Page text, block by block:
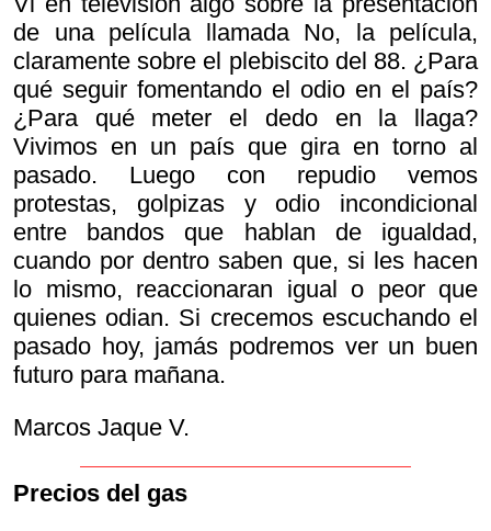
de una película llamada No, la película,
claramente sobre el plebiscito del 88. ¿Para
qué seguir fomentando el odio en el país?
¿Para qué meter el dedo en la llaga?
Vivimos en un país que gira en torno al
pasado. Luego con repudio vemos
protestas, golpizas y odio incondicional
entre bandos que hablan de igualdad,
cuando por dentro saben que, si les hacen
lo mismo, reaccionaran igual o peor que
quienes odian. Si crecemos escuchando el
pasado hoy, jamás podremos ver un buen
futuro para mañana.
Marcos Jaque V.
Precios del gas